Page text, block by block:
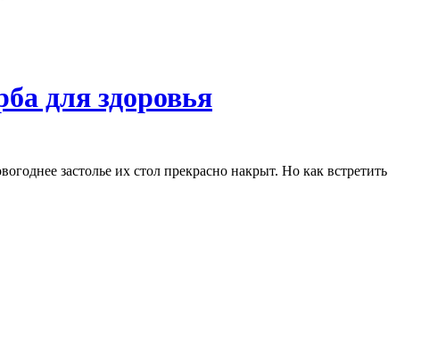
для здоровья
застолье их стол прекрасно накрыт. Но как встретить